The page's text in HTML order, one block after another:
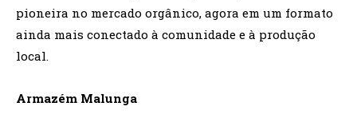
pioneira no mercado orgânico, agora em um formato
ainda mais conectado à comunidade e à produção
local.
Armazém Malunga